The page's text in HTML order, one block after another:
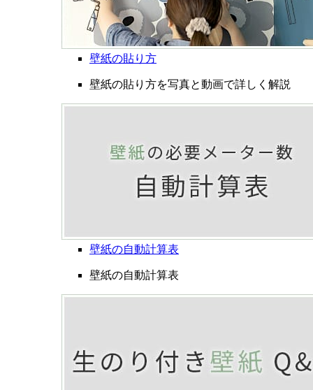
壁紙の貼り方
壁紙の貼り方を写真と動画で詳しく解説
壁紙の自動計算表
壁紙の自動計算表